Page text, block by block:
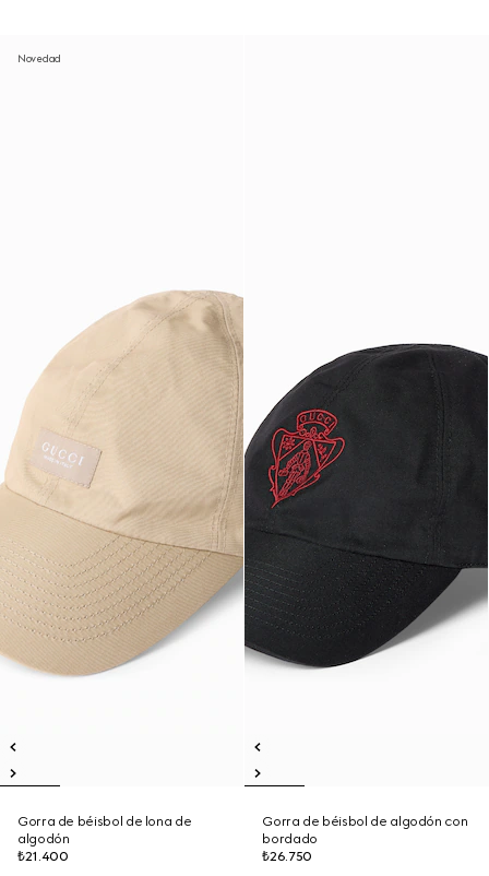
Novedad
Gorra de béisbol de lona de
algodón
₺21.400
Gorra de béisbol de algodón con
bordado
₺26.750